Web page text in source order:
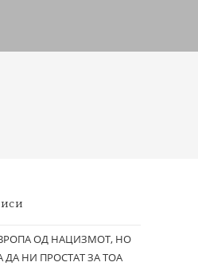
ОД НАЦИЗМОТ, НО
НИ ПРОСТАТ ЗА ТОА